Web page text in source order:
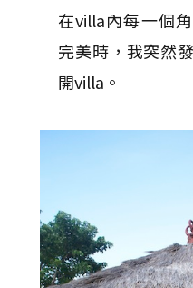
在villa內每一個
完美時，我突然
開villa。